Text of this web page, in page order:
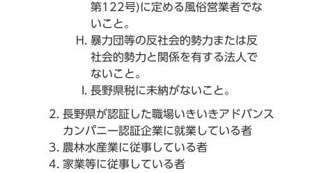
第122号)に定める風俗営業者でな
いこと。
暴力団等の反社会的勢力または反
社会的勢力と関係を有する法人で
ないこと。
長野県税に未納がないこと。
長野県が認証した職場いきいきアドバンス
カンパニー認証企業に就業している者
農林水産業に従事している者
家業等に従事している者